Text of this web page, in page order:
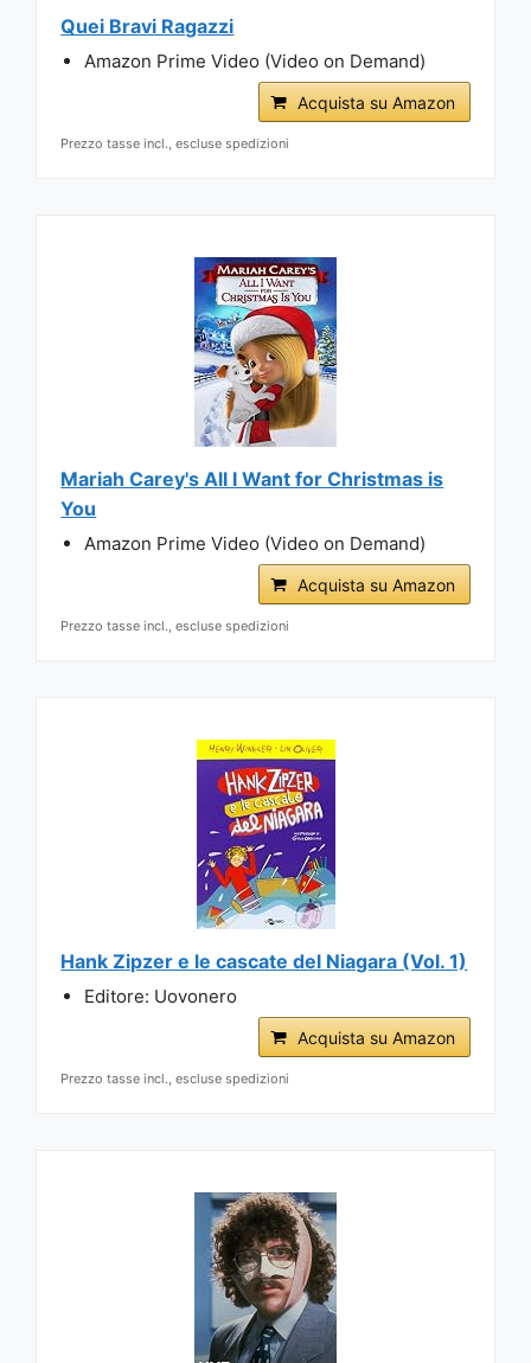
Quei Bravi Ragazzi
Amazon Prime Video (Video on Demand)
Acquista su Amazon
Prezzo tasse incl., escluse spedizioni
Mariah Carey's All I Want for Christmas is
You
Amazon Prime Video (Video on Demand)
Acquista su Amazon
Prezzo tasse incl., escluse spedizioni
Hank Zipzer e le cascate del Niagara (Vol. 1)
Editore: Uovonero
Acquista su Amazon
Prezzo tasse incl., escluse spedizioni